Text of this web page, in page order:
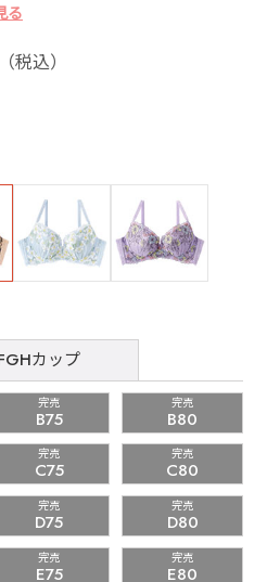
る
（税込）
カップ
完売
B75
完売
B80
完売
C75
完売
C80
完売
D75
完売
D80
完売
E75
完売
E80